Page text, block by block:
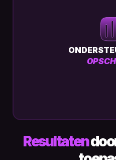
Resultaten